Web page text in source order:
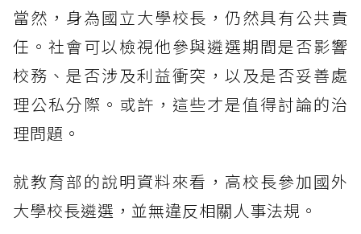
當然，身為國立大學校長，仍然具有公共責
任。社會可以檢視他參與遴選期間是否影響
校務、是否涉及利益衝突，以及是否妥善處
理公私分際。或許，這些才是值得討論的治
理問題。
就教育部的說明資料來看，高校長參加國外
大學校長遴選，並無違反相關人事法規。